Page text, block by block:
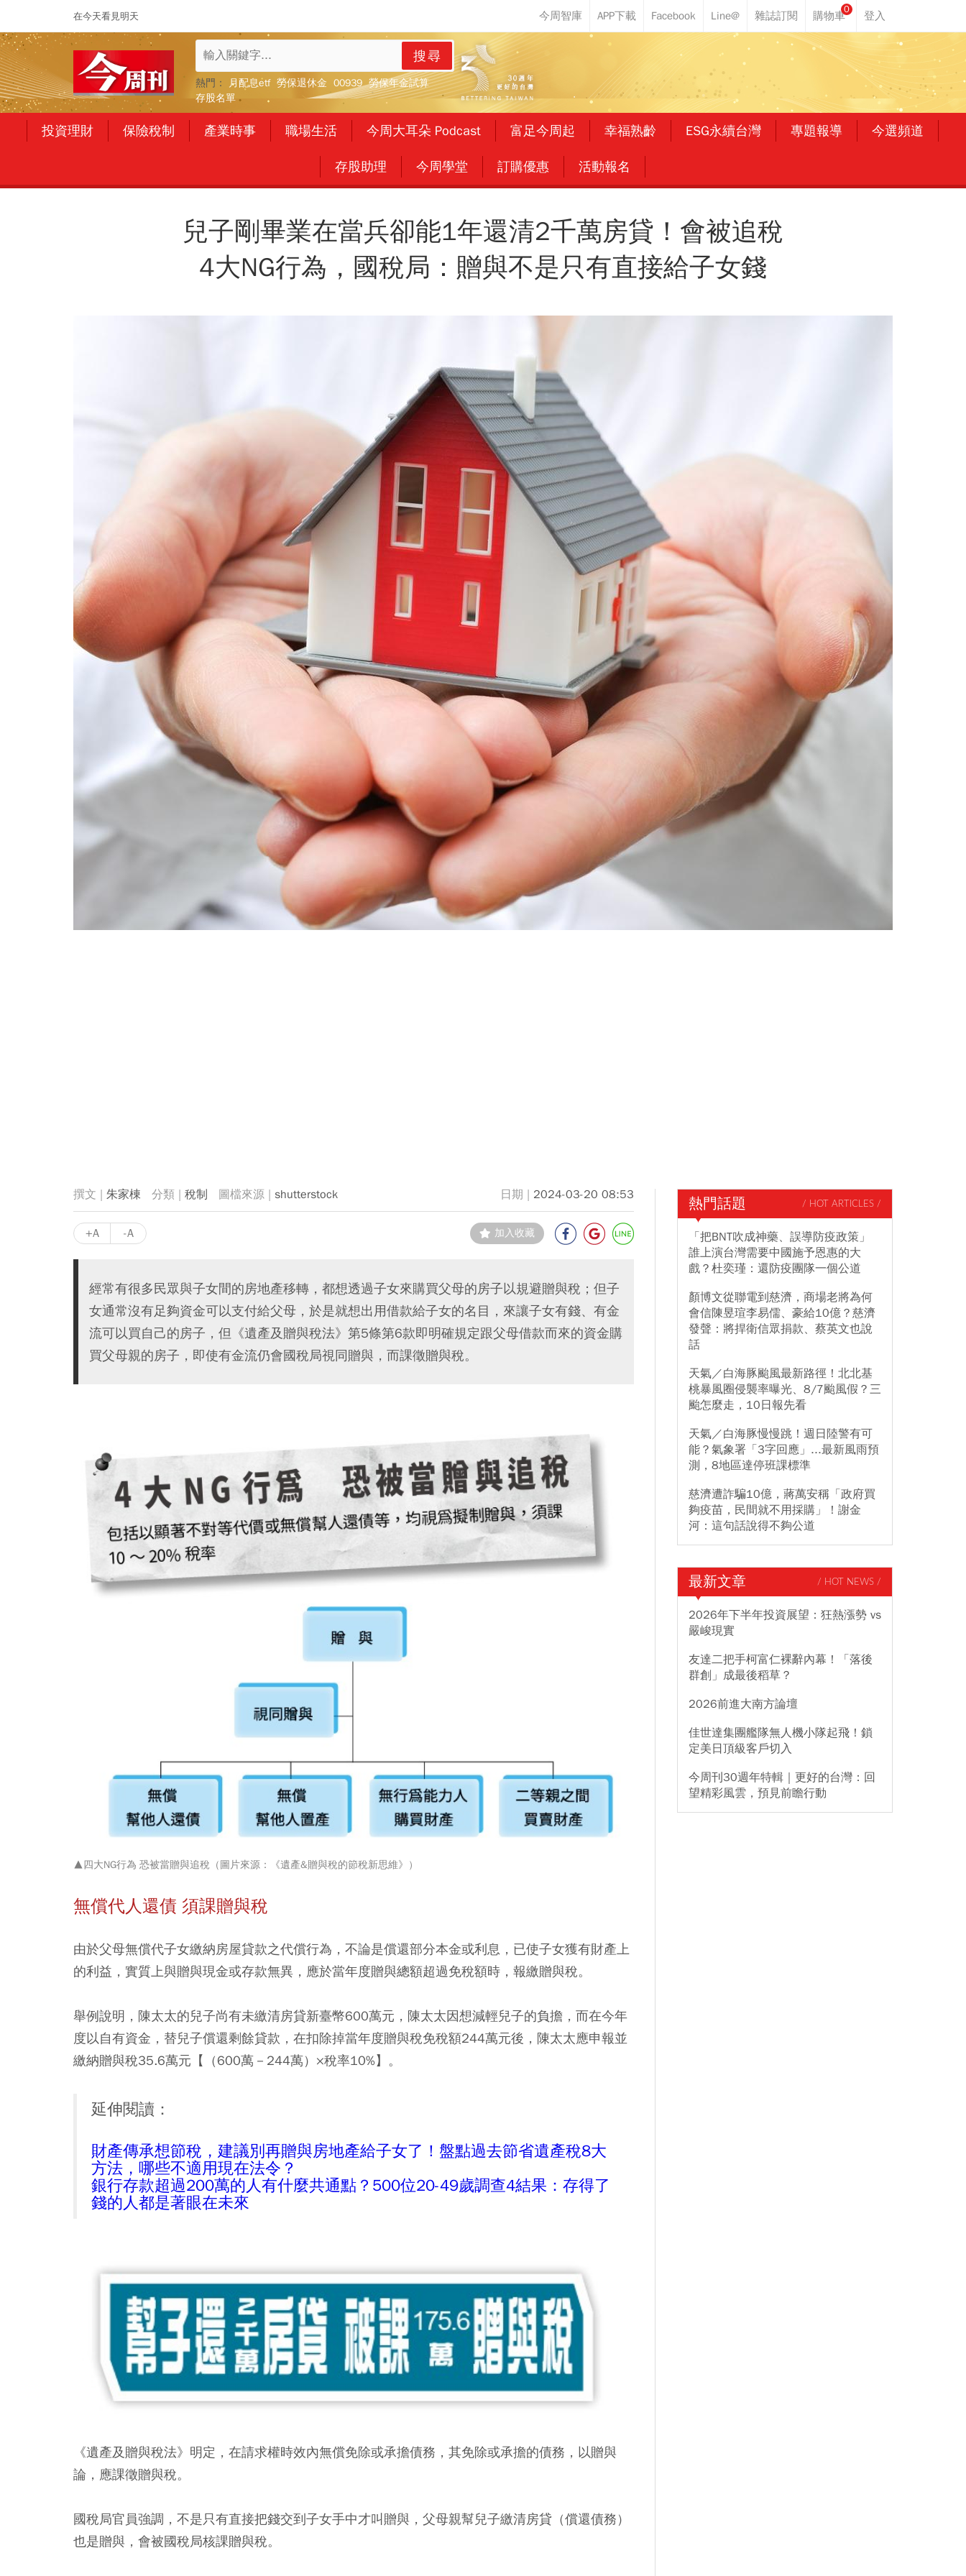
在今天看見明天
0
搜尋
熱門： 月配息etf 勞保退休金 00939 勞保年金試算
存股名單
投資理財 保險稅制 產業時事 職場生活 今周大耳朵 Podcast 富足今周起 幸福熟齡 ESG永續台灣 專題報導 今選頻道
存股助理 今周學堂 訂購優惠 活動報名
兒子剛畢業在當兵卻能1年還清2千萬房貸！會被追稅
4大NG行為，國稅局：贈與不是只有直接給子女錢
朱家棟 稅制 shutterstock 2024-03-20 08:53
+A -A 加入收藏
經常有很多民眾與子女間的房地產移轉，都想透過子女來購買父母的房子以規避贈與稅；但子
女通常沒有足夠資金可以支付給父母，於是就想出用借款給子女的名目，來讓子女有錢、有金
流可以買自己的房子，但《遺產及贈與稅法》第5條第6款即明確規定跟父母借款而來的資金購
買父母親的房子，即使有金流仍會國稅局視同贈與，而課徵贈與稅。
▲四大NG行為 恐被當贈與追稅（圖片來源：《遺產&贈與稅的節稅新思維》）
無償代人還債 須課贈與稅
由於父母無償代子女繳納房屋貸款之代償行為，不論是償還部分本金或利息，已使子女獲有財產上
的利益，實質上與贈與現金或存款無異，應於當年度贈與總額超過免稅額時，報繳贈與稅。
舉例說明，陳太太的兒子尚有未繳清房貸新臺幣600萬元，陳太太因想減輕兒子的負擔，而在今年
度以自有資金，替兒子償還剩餘貸款，在扣除掉當年度贈與稅免稅額244萬元後，陳太太應申報並
繳納贈與稅35.6萬元【（600萬－244萬）×稅率10%】。
延伸閱讀：
財產傳承想節稅，建議別再贈與房地產給子女了！盤點過去節省遺產稅8大
方法，哪些不適用現在法令？
銀行存款超過200萬的人有什麼共通點？500位20-49歲調查4結果：存得了
錢的人都是著眼在未來
《遺產及贈與稅法》明定，在請求權時效內無償免除或承擔債務，其免除或承擔的債務，以贈與
論，應課徵贈與稅。
國稅局官員強調，不是只有直接把錢交到子女手中才叫贈與，父母親幫兒子繳清房貸（償還債務）
也是贈與，會被國稅局核課贈與稅。
熱門話題 / HOT ARTICLES /
「把BNT吹成神藥、誤導防疫政策」
誰上演台灣需要中國施予恩惠的大
戲？杜奕瑾：還防疫團隊一個公道
顏博文從聯電到慈濟，商場老將為何
會信陳昱瑄李易儒、豪給10億？慈濟
發聲：將捍衛信眾捐款、蔡英文也說
話
天氣／白海豚颱風最新路徑！北北基
桃暴風圈侵襲率曝光、8/7颱風假？三
颱怎麼走，10日報先看
天氣／白海豚慢慢跳！週日陸警有可
能？氣象署「3字回應」...最新風雨預
測，8地區達停班課標準
慈濟遭詐騙10億，蔣萬安稱「政府買
夠疫苗，民間就不用採購」！謝金
河：這句話說得不夠公道
最新文章 / HOT NEWS /
2026年下半年投資展望：狂熱漲勢 vs
嚴峻現實
友達二把手柯富仁裸辭內幕！「落後
群創」成最後稻草？
2026前進大南方論壇
佳世達集團艦隊無人機小隊起飛！鎖
定美日頂級客戶切入
今周刊30週年特輯｜更好的台灣：回
望精彩風雲，預見前瞻行動